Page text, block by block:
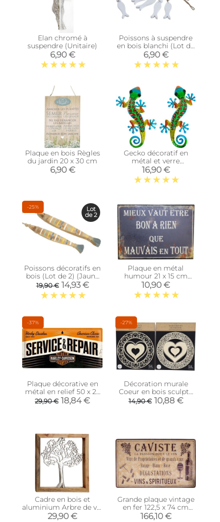
Elan chromé à
suspendre (Unitaire)
6,90 €
Poissons à suspendre
en bois blanchi (Lot de
5)
6,90 €
Plaque en bois Règles
du jardin 20 x 30 cm
6,90 €
Gecko décoratif en
métal et verre
multicolore Feuilles
16,90 €
-25%
Poissons décoratifs en
bois (Lot de 2) (Jaune
bleu blanc)
19,90 € 14,93 €
Lot
de 2
Plaque en métal
humour 21 x 15 cm
(Mieux vaut être bon à
rien…)
10,90 €
-37%
Plaque décorative en
métal en relief 50 x 25
cm (Harley Davidson
Service et Repair)
29,90 € 18,84 €
-27%
Décoration murale
Coeur en bois sculpté
(Lot de 2)
14,90 € 10,88 €
Cadre en bois et
aluminium Arbre de vie
37 cm
29,90 €
Grande plaque vintage
en fer 122,5 x 74 cm
(Caviste)
166,10 €